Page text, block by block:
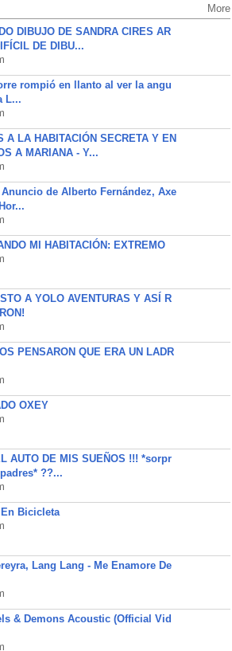
More
DIBUJO DE SANDRA CIRES AR
DE DIBU...
rompió en llanto al ver la angu
L...
A LA HABITACIÓN SECRETA Y EN
A MARIANA - Y...
Anuncio de Alberto Fernández, Axe
MI HABITACIÓN: EXTREMO
A YOLO AVENTURAS Y ASÍ R
PENSARON QUE ERA UN LADR
OXEY
AUTO DE MIS SUEÑOS !!! *sorpr
??...
Bicicleta
Lang Lang - Me Enamore De
& Demons Acoustic (Official Vid